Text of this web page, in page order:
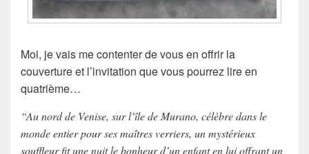
Moi, je vais me contenter de vous en offrir la
couverture et l’invitation que vous pourrez lire en
quatrième…
“Au nord de Venise, sur l’île de Murano, célèbre dans le
monde entier pour ses maîtres verriers, un mystérieux
souffleur fit une nuit le bonheur d’un enfant en lui offrant un